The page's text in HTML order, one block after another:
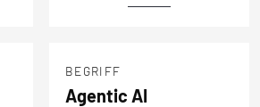
BEGRIFF
Agentic AI